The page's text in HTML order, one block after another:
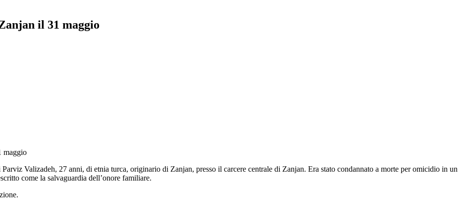
il 31 maggio
maggio
Valizadeh, 27 anni, di etnia turca, originario di Zanjan, presso il carcere centrale di Zanjan. Era stato condannato a morte per omicidio in un
come la salvaguardia dell’onore familiare.